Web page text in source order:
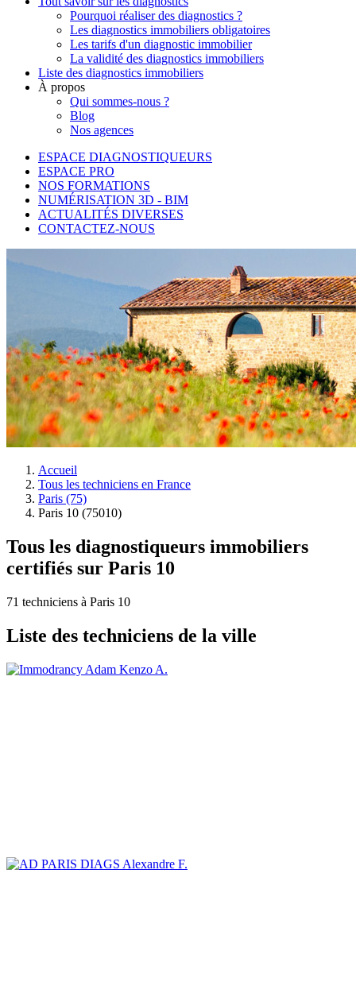
Pourquoi réaliser des diagnostics ?
Les diagnostics immobiliers obligatoires
Les tarifs d'un diagnostic immobilier
La validité des diagnostics immobiliers
Liste des diagnostics immobiliers
À propos
Qui sommes-nous ?
Blog
Nos agences
ESPACE DIAGNOSTIQUEURS
ESPACE PRO
NOS FORMATIONS
NUMÉRISATION 3D - BIM
ACTUALITÉS DIVERSES
CONTACTEZ-NOUS
Accueil
Tous les techniciens en France
Paris (75)
Paris 10 (75010)
Tous les diagnostiqueurs immobiliers
certifiés sur Paris 10
71 techniciens à Paris 10
Liste des techniciens de la ville
Adam Kenzo A.
Alexandre F.